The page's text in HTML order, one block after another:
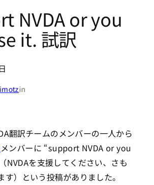
NVDA or you
it. 試訳
in
翻訳チームのメンバーの一人から
メンバーに “support NVDA or you
を支援してください、さも
す）という投稿がありました。